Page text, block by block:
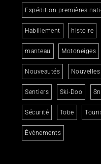
Expédition premières
Habillement histoire
manteau Motoneiges
Nouveautés Nouvelles
Sentiers Ski-Doo
Sécurité Tobe
Événements